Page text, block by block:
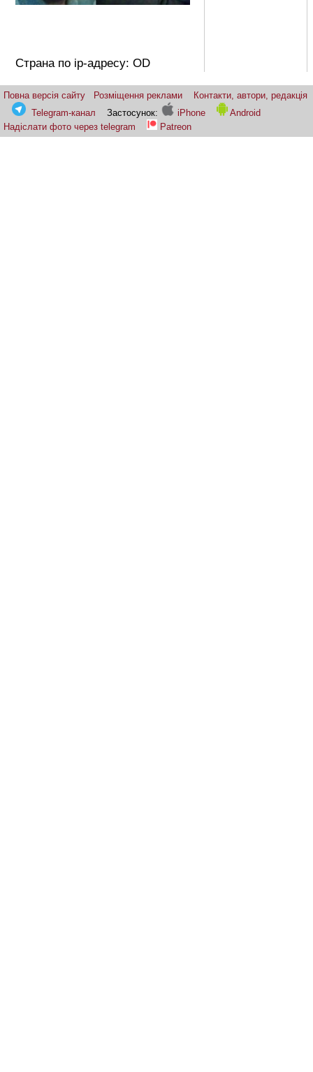
Страна по ip-адресу: OD
Повна версія сайту Розміщення реклами
Контакти, автори, редакція
Telegram-канал
Застосунок: iPhone
Android
Надіслати фото через telegram
Patreon